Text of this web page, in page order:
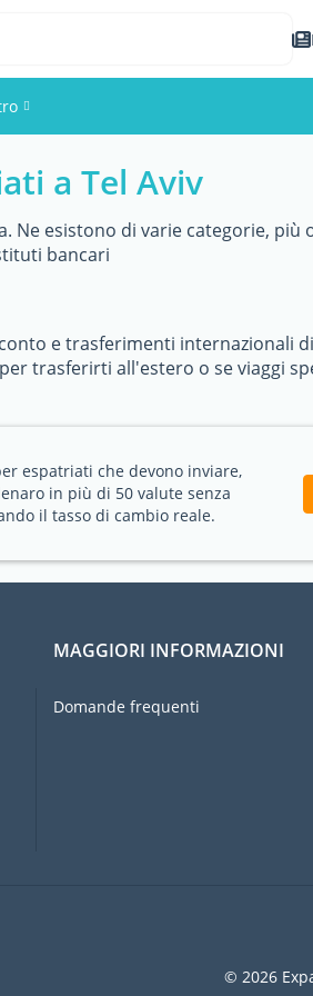
a Tel Aviv
Ne esistono di varie categorie,
bancari
e trasferimenti internazionali
trasferirti all'estero o se viaggi
espatriati che devono inviare,
in più di 50 valute senza
il tasso di cambio reale.
MAGGIORI INFORMAZIONI
Domande frequenti
© 2026